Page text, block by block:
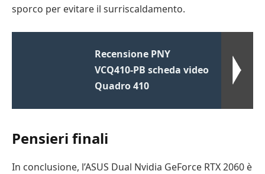
sporco per evitare il surriscaldamento.
Recensione PNY
VCQ410-PB scheda video
Quadro 410
Pensieri finali
In conclusione, l’ASUS Dual Nvidia GeForce RTX 2060 è